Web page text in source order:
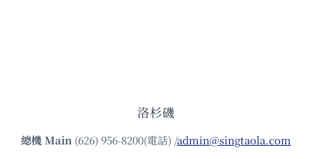
洛杉磯
總機Main (626) 956-8200(電話) /admin@singtaola.com